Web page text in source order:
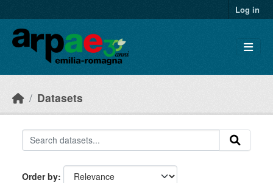
Log in
Datasets
Order by